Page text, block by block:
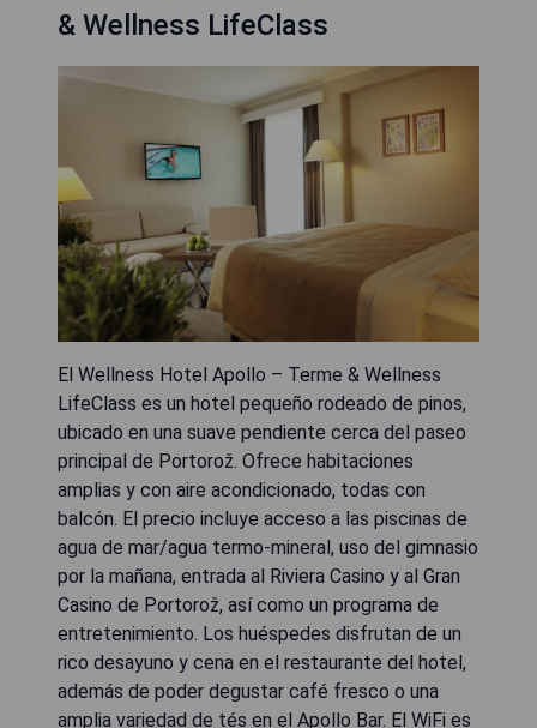
& Wellness LifeClass
El Wellness Hotel Apollo – Terme & Wellness
LifeClass es un hotel pequeño rodeado de pinos,
ubicado en una suave pendiente cerca del paseo
principal de Portorož. Ofrece habitaciones
amplias y con aire acondicionado, todas con
balcón. El precio incluye acceso a las piscinas de
agua de mar/agua termo-mineral, uso del gimnasio
por la mañana, entrada al Riviera Casino y al Gran
Casino de Portorož, así como un programa de
entretenimiento. Los huéspedes disfrutan de un
rico desayuno y cena en el restaurante del hotel,
además de poder degustar café fresco o una
amplia variedad de tés en el Apollo Bar. El WiFi es